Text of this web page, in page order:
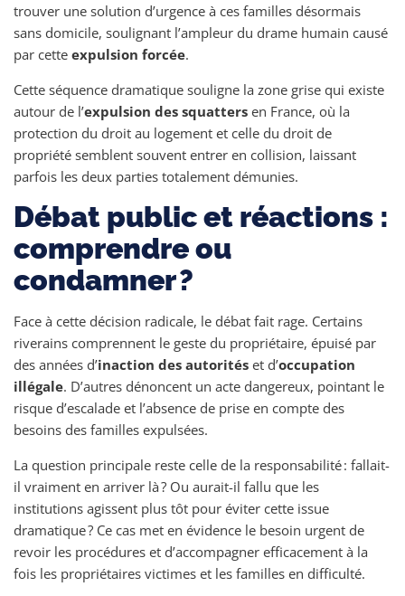
trouver une solution d’urgence à ces familles désormais
sans domicile, soulignant l’ampleur du drame humain causé
par cette expulsion forcée.
Cette séquence dramatique souligne la zone grise qui existe
autour de l’expulsion des squatters en France, où la
protection du droit au logement et celle du droit de
propriété semblent souvent entrer en collision, laissant
parfois les deux parties totalement démunies.
Débat public et réactions :
comprendre ou
condamner ?
Face à cette décision radicale, le débat fait rage. Certains
riverains comprennent le geste du propriétaire, épuisé par
des années d’inaction des autorités et d’occupation
illégale. D’autres dénoncent un acte dangereux, pointant le
risque d’escalade et l’absence de prise en compte des
besoins des familles expulsées.
La question principale reste celle de la responsabilité : fallait-
il vraiment en arriver là ? Ou aurait-il fallu que les
institutions agissent plus tôt pour éviter cette issue
dramatique ? Ce cas met en évidence le besoin urgent de
revoir les procédures et d’accompagner efficacement à la
fois les propriétaires victimes et les familles en difficulté.